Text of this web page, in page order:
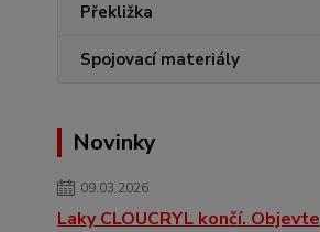
Překližka
Spojovací materiály
Novinky
09.03.2026
Laky CLOUCRYL končí. Objevte